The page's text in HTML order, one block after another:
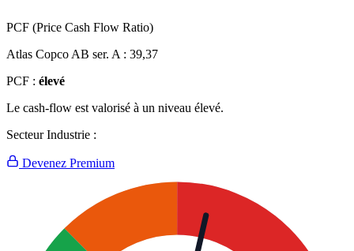
PCF (Price Cash Flow Ratio)
Atlas Copco AB ser. A : 39,37
PCF : élevé
Le cash-flow est valorisé à un niveau élevé.
Secteur Industrie :
Devenez Premium